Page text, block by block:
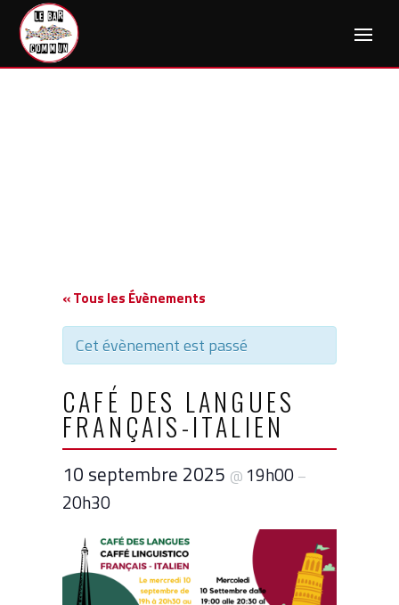
Skip
content
« Tous les Évènements
Cet évènement est passé
CAFÉ DES LANGUES
FRANÇAIS-ITALIEN
10 septembre 2025 @ 19h00 –
20h30